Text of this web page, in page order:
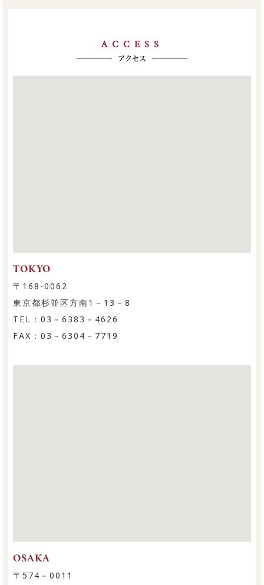
ACCESS
アクセス
TOKYO
〒168-0062
東京都杉並区方南1－13－8
TEL：03－6383－4626
FAX：03－6304－7719
OSAKA
〒574－0011